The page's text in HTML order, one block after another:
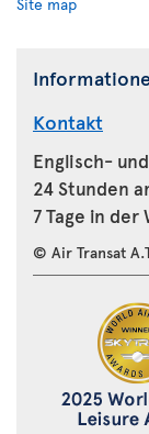
Kontakt
Englisch-
24 Stunden
7 Tage in der
© Air Transat